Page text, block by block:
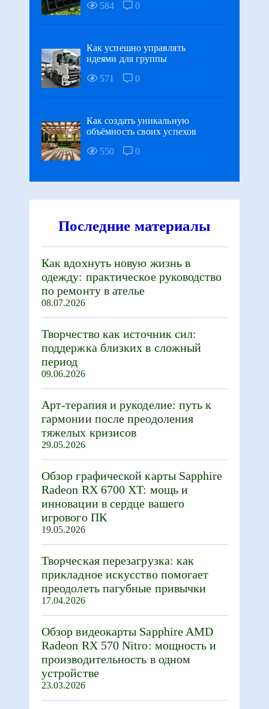
584
0
Как успешно управлять
идеями для группы
571
0
Как создать уникальную
объёмность своих успехов
550
0
Последние материалы
Как вдохнуть новую жизнь в
одежду: практическое руководство
по ремонту в ателье
08.07.2026
Творчество как источник сил:
поддержка близких в сложный
период
09.06.2026
Арт-терапия и рукоделие: путь к
гармонии после преодоления
тяжелых кризисов
29.05.2026
Обзор графической карты Sapphire
Radeon RX 6700 XT: мощь и
инновации в сердце вашего
игрового ПК
19.05.2026
Творческая перезагрузка: как
прикладное искусство помогает
преодолеть пагубные привычки
17.04.2026
Обзор видеокарты Sapphire AMD
Radeon RX 570 Nitro: мощность и
производительность в одном
устройстве
23.03.2026